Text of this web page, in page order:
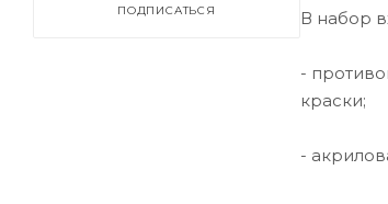
В набор
-
краски;
-
ПОДПИСАТЬСЯ